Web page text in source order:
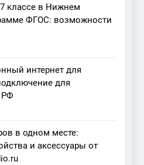
классе в Нижнем
ФГОС: возможности
интернет для
для
РФ
в одном месте:
и аксессуары от